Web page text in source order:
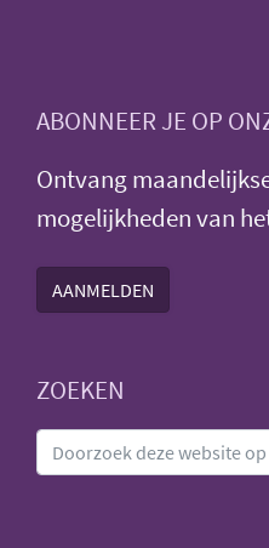
ABONNEER JE OP
Ontvang
mogelijkheden van
AANMELDEN
ZOEKEN